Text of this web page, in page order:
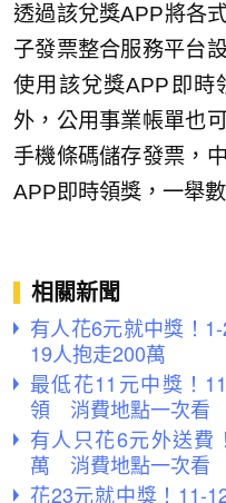
透過該兌獎APP將各
子發票整合服務平台
使用該兌獎APP即時
外，公用事業帳單也
手機條碼儲存發票，
APP即時領獎，一舉
相關新聞
有人花6元就中獎！
19人抱走200萬
最低花11元中獎！
領 消費地點一次看
有人只花6元外送費
萬 消費地點一次看
花23元就中獎！11-